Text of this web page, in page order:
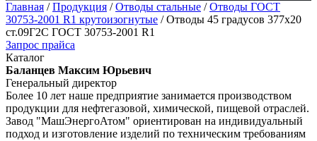
Главная /Продукция /Отводы стальные /Отводы ГОСТ
30753-2001 R1 крутоизогнутые /Отводы 45 градусов 377х20
ст.09Г2С ГОСТ 30753-2001 R1
Запрос прайса
Каталог
Баланцев Максим Юрьевич
Генеральный директор
Более 10 лет наше предприятие занимается производством
продукции для нефтегазовой, химической, пищевой отраслей.
Завод "МашЭнергоАтом" ориентирован на индивидуальный
подход и изготовление изделий по техническим требованиям